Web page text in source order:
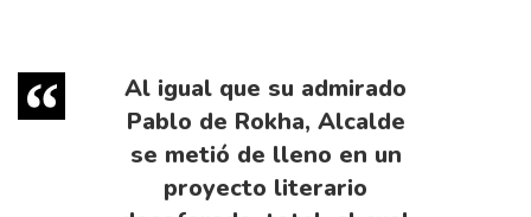
Al igual que su admirado
Pablo de Rokha, Alcalde
se metió de lleno en un
proyecto literario